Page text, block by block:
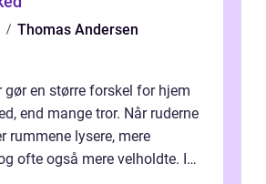
Thomas Andersen
gør en større forskel for hjem
end mange tror. Når ruderne
rummene lysere, mere
ofte også mere velholdte. I